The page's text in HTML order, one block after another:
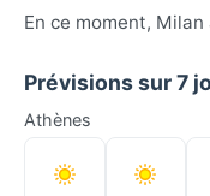
En ce moment, Milan
Prévisions sur 7
Athènes